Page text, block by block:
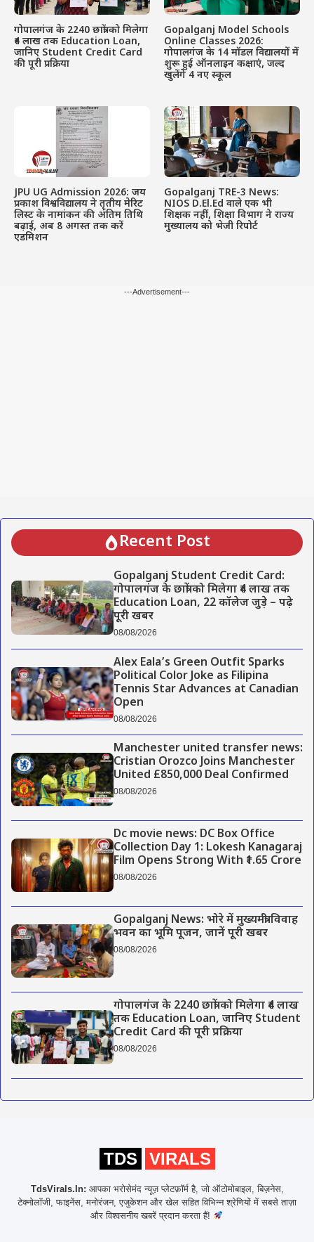
गोपालगंज के 2240 छात्रों को मिलेगा
₹4 लाख तक Education Loan,
जानिए Student Credit Card
की पूरी प्रक्रिया
Gopalganj Model Schools
Online Classes 2026:
गोपालगंज के 14 मॉडल विद्यालयों में
शुरू हुई ऑनलाइन कक्षाएं, जल्द
खुलेंगे 4 नए स्कूल
JPU UG Admission 2026: जय
प्रकाश विश्वविद्यालय ने तृतीय मेरिट
लिस्ट के नामांकन की अंतिम तिथि
बढ़ाई, अब 8 अगस्त तक करें
एडमिशन
Gopalganj TRE-3 News:
NIOS D.El.Ed वाले एक भी
शिक्षक नहीं, शिक्षा विभाग ने राज्य
मुख्यालय को भेजी रिपोर्ट
---Advertisement---
Recent Post
Gopalganj Student Credit Card:
गोपालगंज के छात्रों को मिलेगा ₹4 लाख तक
Education Loan, 22 कॉलेज जुड़े – पढ़े
पूरी खबर
08/08/2026
Alex Eala’s Green Outfit Sparks
Political Color Joke as Filipina
Tennis Star Advances at Canadian
Open
08/08/2026
Manchester united transfer news:
Cristian Orozco Joins Manchester
United £850,000 Deal Confirmed
08/08/2026
Dc movie news: DC Box Office
Collection Day 1: Lokesh Kanagaraj
Film Opens Strong With ₹1.65 Crore
08/08/2026
Gopalganj News: भोरे में मुख्यमंत्री विवाह
भवन का भूमि पूजन, जानें पूरी खबर
08/08/2026
गोपालगंज के 2240 छात्रों को मिलेगा ₹4 लाख
तक Education Loan, जानिए Student
Credit Card की पूरी प्रक्रिया
08/08/2026
TDS VIRALS
TdsVirals.In: आपका भरोसेमंद न्यूज़ प्लेटफ़ॉर्म है, जो ऑटोमोबाइल, बिज़नेस,
टेक्नोलॉजी, फाइनेंस, मनोरंजन, एजुकेशन और खेल सहित विभिन्न श्रेणियों में सबसे ताज़ा
और विश्वसनीय खबरें प्रदान करता हैं!